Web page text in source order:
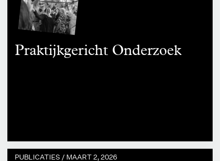
Praktijkgericht Onderzoek
PUBLICATIES / MAART 2, 2026